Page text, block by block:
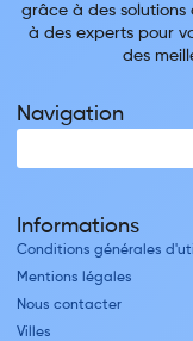
grâce à des solutions
à des experts pour
des
Navigation
Informations
Conditions générales
Mentions légales
Nous contacter
Villes